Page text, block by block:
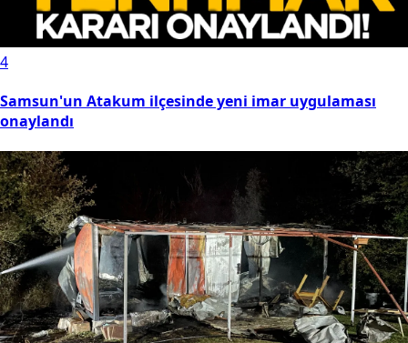
4
Samsun'un Atakum ilçesinde yeni imar uygulaması
onaylandı